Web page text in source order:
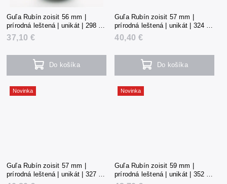
Guľa Rubín zoisit 56 mm |
prírodná leštená | unikát | 298 g |
Tanzánia
37,10 €
Do košíka
Guľa Rubín zoisit 57 mm |
prírodná leštená | unikát | 324 g |
Tanzánia
40,40 €
Do košíka
Novinka
Guľa Rubín zoisit 57 mm |
prírodná leštená | unikát | 327 g |
Novinka
Guľa Rubín zoisit 59 mm |
prírodná leštená | unikát | 352 g |